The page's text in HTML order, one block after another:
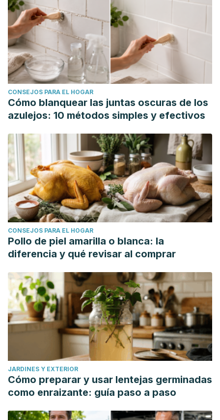
CONSEJOS PARA EL HOGAR
Cómo blanquear las juntas oscuras de los
azulejos: 10 métodos simples y efectivos
CONSEJOS PARA EL HOGAR
Pollo de piel amarilla o blanca: la
diferencia y qué revisar al comprar
JARDINES Y EXTERIOR
Cómo preparar y usar lentejas germinadas
como enraizante: guía paso a paso